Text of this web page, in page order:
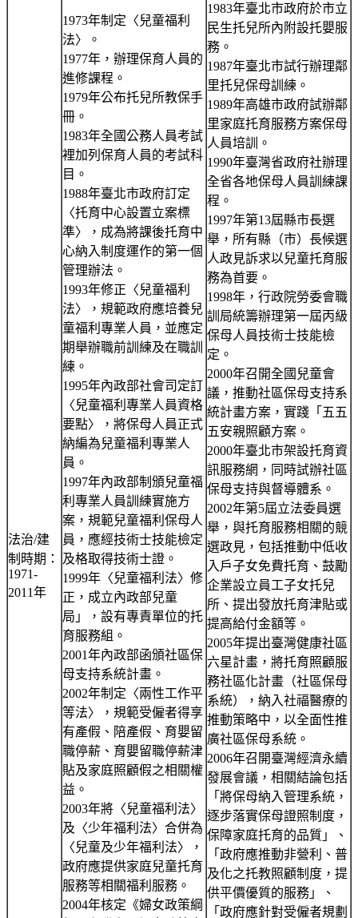
法治/建
制時期：
1971-
2011年
1973年制定〈兒童福利
法〉。
1977年，辦理保育人員的
進修課程。
1979年公布托兒所教保手
冊。
1983年全國公務人員考試
裡加列保育人員的考試科
目。
1988年臺北市政府訂定
〈托育中心設置立案標
準〉，成為將課後托育中
心納入制度運作的第一個
管理辦法。
1993年修正〈兒童福利
法〉，規範政府應培養兒
童福利專業人員，並應定
期舉辦職前訓練及在職訓
練。
1995年內政部社會司定訂
〈兒童福利專業人員資格
要點〉，將保母人員正式
納編為兒童福利專業人
員。
1997年內政部制頒兒童福
利專業人員訓練實施方
案，規範兒童福利保母人
員，應經技術士技能檢定
及格取得技術士證。
1999年〈兒童福利法〉修
正，成立內政部兒童
局」，設有專責單位的托
育服務組。
2001年內政部函頒社區保
母支持系統計畫。
2002年制定〈兩性工作平
等法〉，規範受僱者得享
有產假、陪產假、育嬰留
職停薪、育嬰留職停薪津
貼及家庭照顧假之相關權
益。
2003年將〈兒童福利法〉
及〈少年福利法〉合併為
〈兒童及少年福利法〉，
政府應提供家庭兒童托育
服務等相關福利服務。
2004年核定《婦女政策綱
1983年臺北市政府於市立
民生托兒所內附設托嬰服
務。
1987年臺北市試行辦理鄰
里托兒保母訓練。
1989年高雄市政府試辦鄰
里家庭托育服務方案保母
人員培訓。
1990年臺灣省政府社辦理
全省各地保母人員訓練課
程。
1997年第13屆縣市長選
舉，所有縣（市）長候選
人政見訴求以兒童托育服
務為首要。
1998年，行政院勞委會職
訓局統籌辦理第一屆丙級
保母人員技術士技能檢
定。
2000年召開全國兒童會
議，推動社區保母支持系
統計畫方案，實踐「五五
五安親照顧方案。
2000年臺北市架設托育資
訊服務網，同時試辦社區
保母支持與督導體系。
2002年第5屆立法委員選
舉，與托育服務相關的競
選政見，包括推動中低收
入戶子女免費托育、鼓勵
企業設立員工子女托兒
所、提出發放托育津貼或
提高給付金額等。
2005年提出臺灣健康社區
六星計畫，將托育照顧服
務社區化計畫（社區保母
系統），納入社福醫療的
推動策略中，以全面性推
廣社區保母系統。
2006年召開臺灣經濟永續
發展會議，相關結論包括
「將保母納入管理系統，
逐步落實保母證照制度，
保障家庭托育的品質」、
「政府應推動非營利、普
及化之托教照顧制度，提
供平價優質的服務」、
「政府應針對受僱者規劃